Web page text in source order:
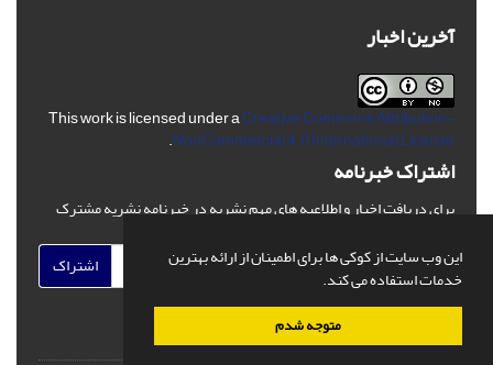
این وب سایت از کوکی ها برای اطمینان از ارائه بهترین
خدمات استفاده می کند.
متوجه شدم
آخرین اخبار
This work is licensed under aCreative Commons Attribution-
NonCommercial 4.0 International License
.
اشتراک خبرنامه
برای دریافت اخبار و اطلاعیه های مهم نشریه در خبرنامه نشریه مشترک
اشتراک